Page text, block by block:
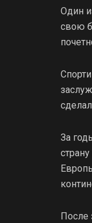
Один
свою
За
После